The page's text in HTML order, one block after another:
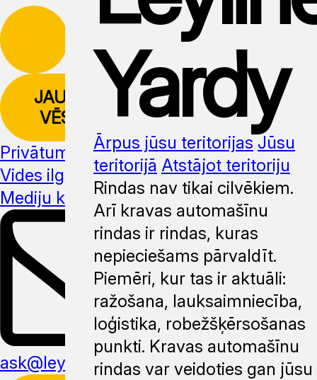
JAUNUMU
VĒSTULE
Privātuma politika
Vides ilgtspēja
Mediju komplekts
ask@leyline.li
Yardy
Ārpus jūsu teritorijas Jūsu
teritorijā Atstājot teritoriju
Rindas nav tikai cilvēkiem.
Arī kravas automašīnu
rindas ir rindas, kuras
nepieciešams pārvaldīt.
Piemēri, kur tas ir aktuāli:
ražošana, lauksaimniecība,
loģistika, robežšķērsošanas
punkti. Kravas automašīnu
rindas var veidoties gan jūsu